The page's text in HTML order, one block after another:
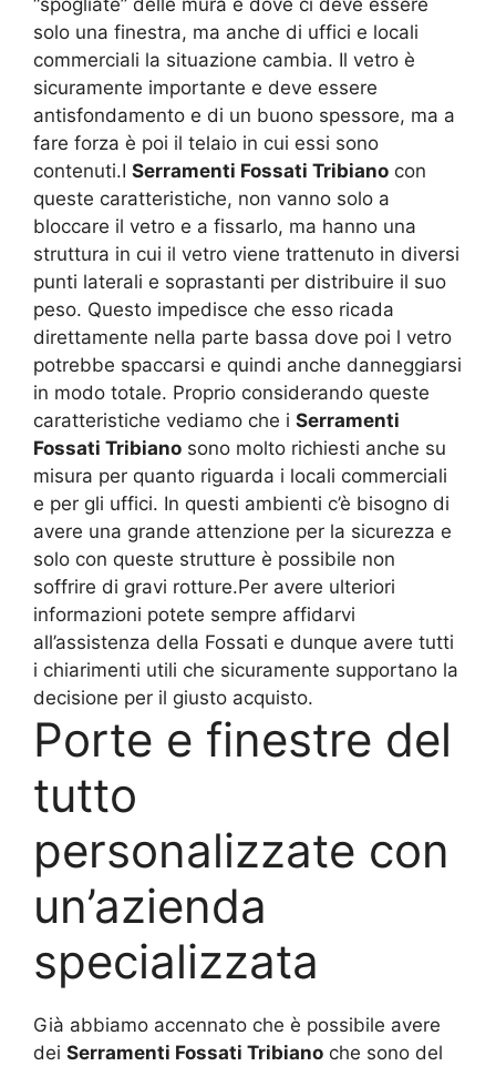
“spogliate” delle mura e dove ci deve essere
solo una finestra, ma anche di uffici e locali
commerciali la situazione cambia. Il vetro è
sicuramente importante e deve essere
antisfondamento e di un buono spessore, ma a
fare forza è poi il telaio in cui essi sono
contenuti.I Serramenti Fossati Tribiano con
queste caratteristiche, non vanno solo a
bloccare il vetro e a fissarlo, ma hanno una
struttura in cui il vetro viene trattenuto in diversi
punti laterali e soprastanti per distribuire il suo
peso. Questo impedisce che esso ricada
direttamente nella parte bassa dove poi l vetro
potrebbe spaccarsi e quindi anche danneggiarsi
in modo totale. Proprio considerando queste
caratteristiche vediamo che i Serramenti
Fossati Tribiano sono molto richiesti anche su
misura per quanto riguarda i locali commerciali
e per gli uffici. In questi ambienti c’è bisogno di
avere una grande attenzione per la sicurezza e
solo con queste strutture è possibile non
soffrire di gravi rotture.Per avere ulteriori
informazioni potete sempre affidarvi
all’assistenza della Fossati e dunque avere tutti
i chiarimenti utili che sicuramente supportano la
decisione per il giusto acquisto.
Porte e finestre del
tutto
personalizzate con
un’azienda
specializzata
Già abbiamo accennato che è possibile avere
dei Serramenti Fossati Tribiano che sono del